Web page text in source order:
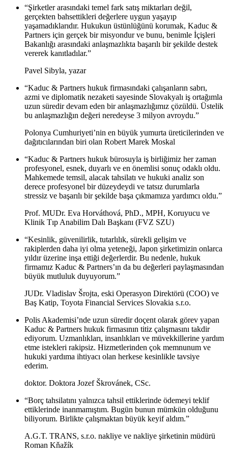
“Şirketler arasındaki temel fark satış miktarları değil,
gerçekten bahsettikleri değerlere uygun yaşayıp
yaşamadıklarıdır. Hukukun üstünlüğünü korumak, Kaduc &
Partners için gerçek bir misyondur ve bunu, benimle İçişleri
Bakanlığı arasındaki anlaşmazlıkta başarılı bir şekilde destek
vererek kanıtladılar.”
Pavel Sibyla, yazar
“Kaduc & Partners hukuk firmasındaki çalışanların sabrı,
azmi ve diplomatik nezaketi sayesinde Slovakyalı iş ortağımla
uzun süredir devam eden bir anlaşmazlığımız çözüldü. Üstelik
bu anlaşmazlığın değeri neredeyse 3 milyon avroydu.”
Polonya Cumhuriyeti’nin en büyük yumurta üreticilerinden ve
dağıtıcılarından biri olan Robert Marek Moskal
“Kaduc & Partners hukuk bürosuyla iş birliğimiz her zaman
profesyonel, esnek, duyarlı ve en önemlisi sonuç odaklı oldu.
Mahkemede temsil, alacak tahsilatı ve hukuki analiz son
derece profesyonel bir düzeydeydi ve tatsız durumlarla
stressiz ve başarılı bir şekilde başa çıkmamıza yardımcı oldu.”
Prof. MUDr. Eva Horváthová, PhD., MPH, Koruyucu ve
Klinik Tıp Anabilim Dalı Başkanı (FVZ SZU)
“Kesinlik, güvenilirlik, tutarlılık, sürekli gelişim ve
rakiplerden daha iyi olma yeteneği, Japon şirketimizin onlarca
yıldır üzerine inşa ettiği değerlerdir. Bu nedenle, hukuk
firmamız Kaduc & Partners’ın da bu değerleri paylaşmasından
büyük mutluluk duyuyorum.”
JUDr. Vladislav Šrojta, eski Operasyon Direktörü (COO) ve
Baş Katip, Toyota Financial Services Slovakia s.r.o.
Polis Akademisi’nde uzun süredir doçent olarak görev yapan
Kaduc & Partners hukuk firmasının titiz çalışmasını takdir
ediyorum. Uzmanlıkları, insanlıkları ve müvekkillerine yardım
etme istekleri rakipsiz. Hizmetlerinden çok memnunum ve
hukuki yardıma ihtiyacı olan herkese kesinlikle tavsiye
ederim.
doktor. Doktora Jozef Škrovánek, CSc.
“Borç tahsilatını yalnızca tahsil ettiklerinde ödemeyi teklif
ettiklerinde inanmamıştım. Bugün bunun mümkün olduğunu
biliyorum. Birlikte çalışmaktan büyük keyif aldım.”
A.G.T. TRANS, s.r.o. nakliye ve nakliye şirketinin müdürü
Roman Kňažík